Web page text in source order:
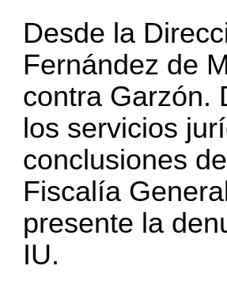
Desde la
Fernández de
contra Garzón.
los servicios
conclusiones
Fiscalía
presente la
IU.